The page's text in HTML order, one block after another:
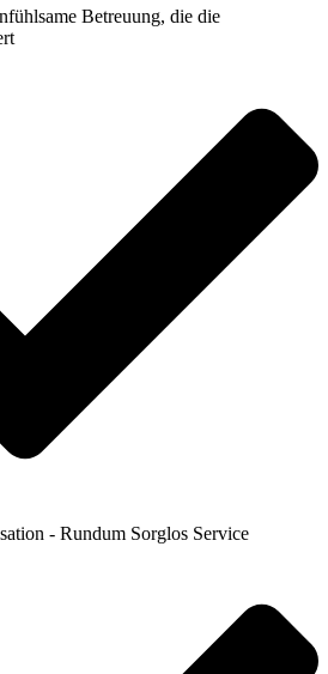
Betreuung, die die
- Rundum Sorglos Service